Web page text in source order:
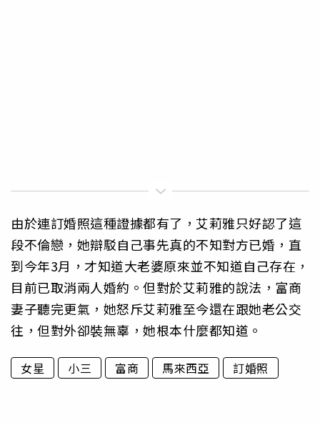
由於連訂婚照這種證據都有了，艾莉雅只好認了這
段不倫戀，她辯駁自己事先真的不知對方已婚，直
到今年3月，才知道大老婆原來並不知道自己存在，
目前已取消兩人婚約。但對於艾莉雅的說法，富商
妻子聽完更氣，她怒斥艾莉雅至今還在跟她老公交
往，但對外卻裝無辜，她根本什麼都知道。
女星 小三 富商 馬來西亞 訂婚照